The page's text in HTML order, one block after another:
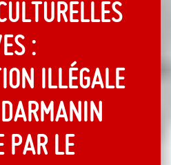
:
illégale
par le